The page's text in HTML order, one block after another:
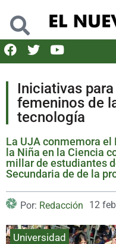
Iniciativas
femeninos de
tecnología
La UJA conmemora
la Niña en la Ciencia
millar de estudiantes
Secundaria de de la
Por: Redacción 12
Universidad